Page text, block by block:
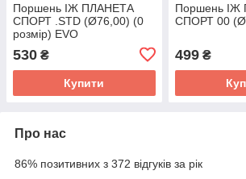
Поршень ІЖ ПЛАНЕТА
СПОРТ .STD (Ø76,00) (0
розмір) EVO
530 ₴
Купити
Поршень ІЖ
СПОРТ 00
499₴
Про нас
86% позитивних з 372 відгуків за рік